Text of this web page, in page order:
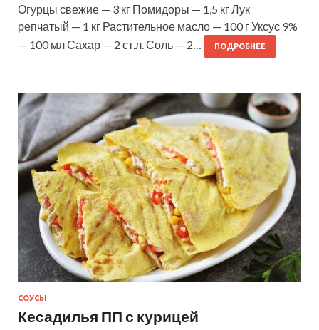
Огурцы свежие — 3 кг Помидоры — 1,5 кг Лук
репчатый — 1 кг Растительное масло — 100 г Уксус 9%
— 100 мл Сахар — 2 ст.л. Соль — 2…
ПОДРОБНЕЕ
СОУСЫ
Кесадилья ПП с курицей